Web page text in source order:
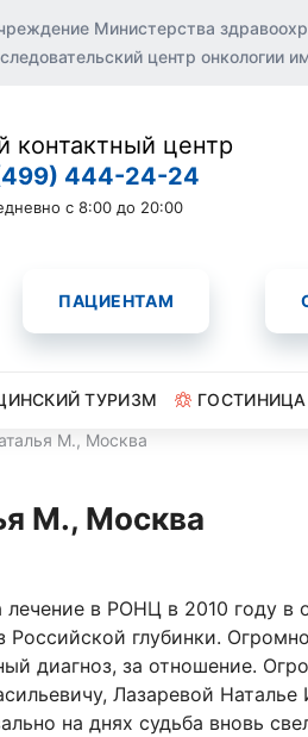
Министерства
центр онкологии
контактный центр
444-24-24
с 8:00 до 20:00
ПАЦИЕНТАМ
ТУРИЗМ ГОСТИНИЦА
М., Москва
М., Москва
в РОНЦ в 2010 году в
Российской глубинки.
диагноз, за отношение.
Лазаревой
на днях судьба вновь